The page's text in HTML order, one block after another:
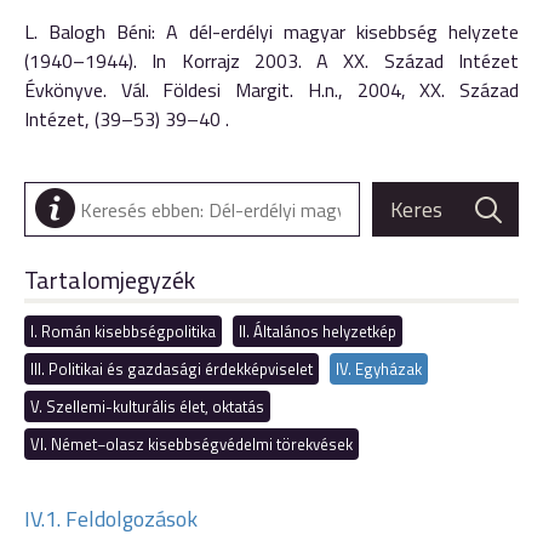
L. Balogh Béni: A dél-erdélyi magyar kisebbség helyzete
(1940–1944). In Korrajz 2003. A XX. Század Intézet
Évkönyve. Vál. Földesi Margit. H.n., 2004, XX. Század
Intézet, (39–53) 39–40 .
Tartalomjegyzék
I. Román kisebbségpolitika
II. Általános helyzetkép
III. Politikai és gazdasági érdekképviselet
IV. Egyházak
V. Szellemi-kulturális élet, oktatás
VI. Német−olasz kisebbségvédelmi törekvések
IV.1. Feldolgozások